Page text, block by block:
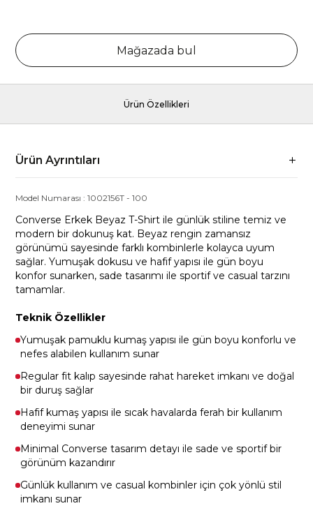
Mağazada bul
Ürün Özellikleri
Ürün Ayrıntıları
Model Numarası :1002156T -100
Converse Erkek Beyaz T-Shirt ile günlük stiline temiz ve
modern bir dokunuş kat. Beyaz rengin zamansız
görünümü sayesinde farklı kombinlerle kolayca uyum
sağlar. Yumuşak dokusu ve hafif yapısı ile gün boyu
konfor sunarken, sade tasarımı ile sportif ve casual tarzını
tamamlar.
Teknik Özellikler
Yumuşak pamuklu kumaş yapısı ile gün boyu konforlu ve
nefes alabilen kullanım sunar
Regular fit kalıp sayesinde rahat hareket imkanı ve doğal
bir duruş sağlar
Hafif kumaş yapısı ile sıcak havalarda ferah bir kullanım
deneyimi sunar
Minimal Converse tasarım detayı ile sade ve sportif bir
görünüm kazandırır
Günlük kullanım ve casual kombinler için çok yönlü stil
imkanı sunar